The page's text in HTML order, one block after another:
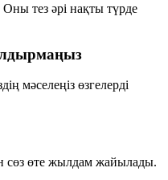
Оны тез әрі нақты түрде
мәселеңіз өзгелерді
сөз өте жылдам жайылады.